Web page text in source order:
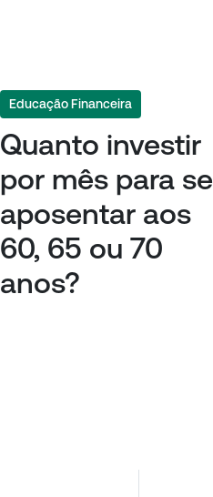
Educação Financeira
Quanto investir
por mês para se
aposentar aos
60, 65 ou 70
anos?